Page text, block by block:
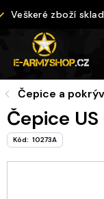
na Veškeré zboží
Čepice a
Čepice
Kód: 10273A